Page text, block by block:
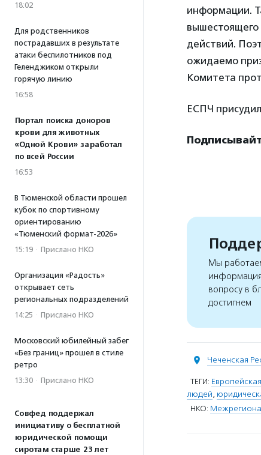
18:02
Для родственников
пострадавших в результате
атаки беспилотников под
Геленджиком открыли
горячую линию
16:58
Портал поиска доноров
крови для животных
«Одной Крови» заработал
по всей России
16:53
В Тюменской области прошел
кубок по спортивному
ориентированию
«Тюменский формат-2026»
15:19 · Прислано НКО
Организация «Радость»
открывает сеть
региональных подразделений
14:25 · Прислано НКО
Московский юбилейный забег
«Без границ» прошел в стиле
ретро
13:30 · Прислано НКО
Совфед поддержал
инициативу о бесплатной
юридической помощи
сиротам старше 23 лет
информации.
вышестоящего
действий.
ожидаемо
Комитета
ЕСПЧ
Мы
вопросу в
достигнем
Чеченская
ТЕГИ:
людей,
НКО: